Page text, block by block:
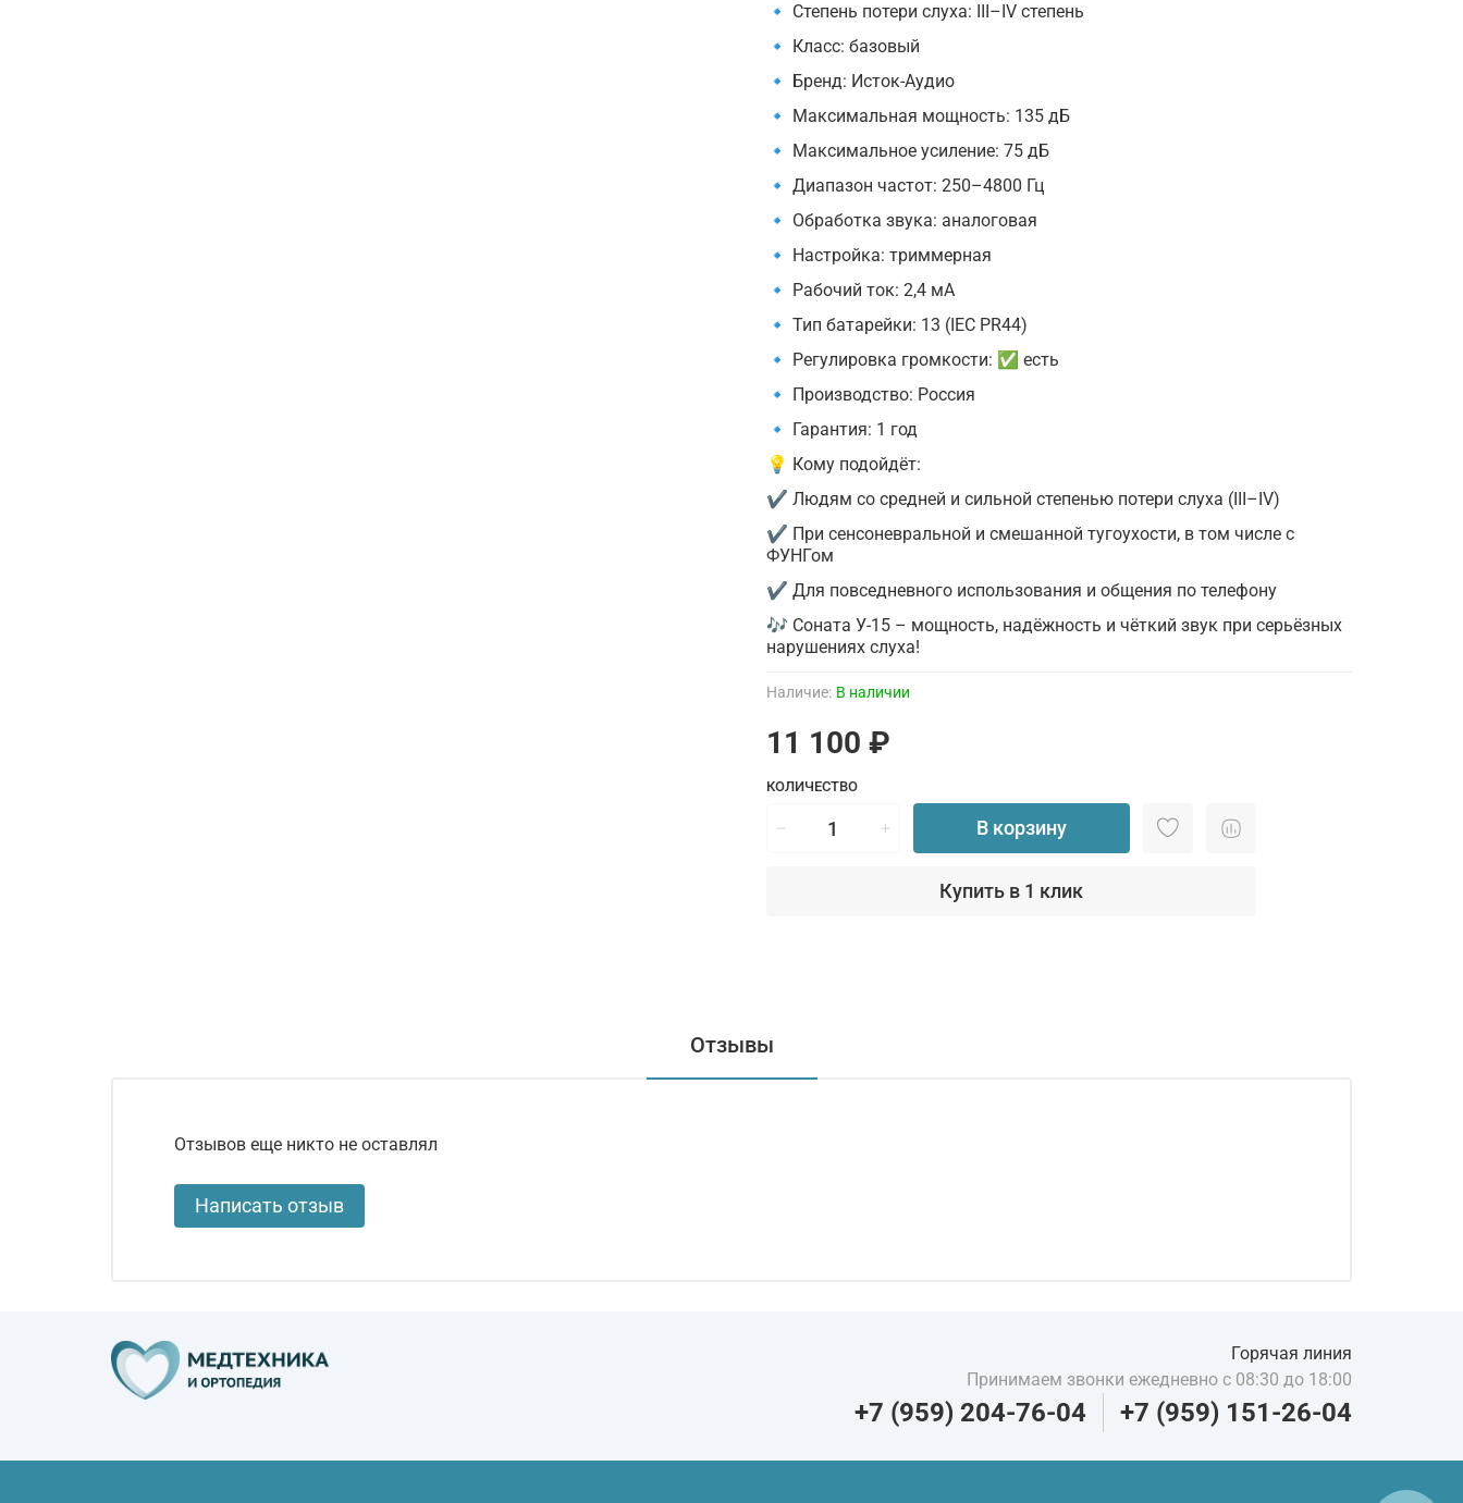
Наличие: В наличии
11 100 ₽
КОЛИЧЕСТВО
В корзину
Купить в 1 клик
🔹 Степень потери слуха: III–IV степень
🔹 Класс: базовый
🔹 Бренд: Исток-Аудио
🔹 Максимальная мощность: 135 дБ
🔹 Максимальное усиление: 75 дБ
🔹 Диапазон частот: 250–4800 Гц
🔹 Обработка звука: аналоговая
🔹 Настройка: триммерная
🔹 Рабочий ток: 2,4 мА
🔹 Тип батарейки: 13 (IEC PR44)
🔹 Регулировка громкости: ✅ есть
🔹 Производство: Россия
🔹 Гарантия: 1 год
💡 Кому подойдёт:
✔ Людям со средней и сильной степенью потери слуха (III–IV)
✔ При сенсоневральной и смешанной тугоухости, в том числе с
ФУНГом
✔ Для повседневного использования и общения по телефону
🎶 Соната У-15 – мощность, надёжность и чёткий звук при серьёзных
нарушениях слуха!
Отзывы
Отзывов еще никто не оставлял
Написать отзыв
Горячая линия
Принимаем звонки ежедневно с 08:30 до 18:00
+7 (959) 204-76-04 +7 (959) 151-26-04